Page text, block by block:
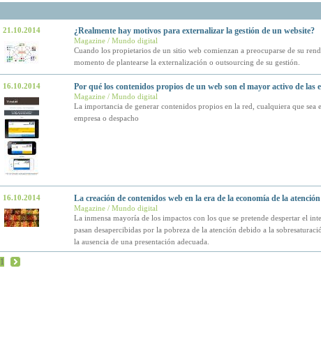
21.10.2014 ¿Realmente hay motivos para externalizar la gestión de un website?
Magazine / Mundo digital
Cuando los propietarios de un sitio web comienzan a preocuparse de su
momento de plantearse la externalización o outsourcing de su gestión.
16.10.2014 Por qué los contenidos propios de un web son el mayor activo de las
Magazine / Mundo digital
La importancia de generar contenidos propios en la red, cualquiera que sea
empresa o despacho
16.10.2014 La creación de contenidos web en la era de la economía de la atención
Magazine / Mundo digital
La inmensa mayoría de los impactos con los que se pretende despertar el
pasan desapercibidas por la pobreza de la atención debido a la
la ausencia de una presentación adecuada.
1